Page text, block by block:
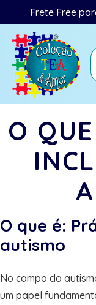
Frete Free
O
O que é:
autismo
No campo do
um papel